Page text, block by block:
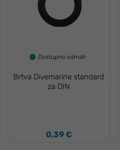
Dostupno odmah
Brtva Divemarine standard
za DIN
0,39 €